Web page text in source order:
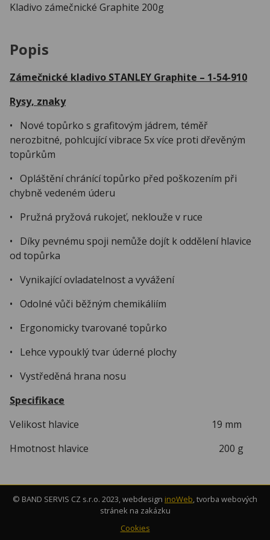
Kladivo zámečnické Graphite 200g
Popis
Zámečnické kladivo STANLEY Graphite – 1-54-910
Rysy, znaky
• Nové topůrko s grafitovým jádrem, téměř
nerozbitné, pohlcující vibrace 5x více proti dřevěným
topůrkům
• Opláštění chránící topůrko před poškozením při
chybně vedeném úderu
• Pružná pryžová rukojeť, neklouže v ruce
• Díky pevnému spoji nemůže dojít k oddělení hlavice
od topůrka
• Vynikající ovladatelnost a vyvážení
• Odolné vůči běžným chemikáliím
• Ergonomicky tvarované topůrko
• Lehce vypouklý tvar úderné plochy
• Vystředěná hrana nosu
Specifikace
Velikost hlavice 19 mm
Hmotnost hlavice 200 g
© BAND SERVIS CZ s.r.o. 2023, webdesign inoWeb, tvorba webových
stránek na zakázku
Cookies